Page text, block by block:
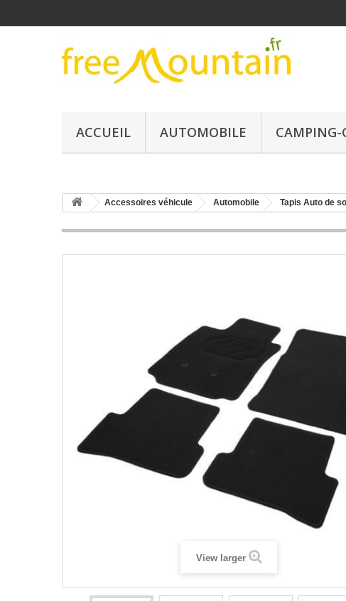
ACCUEIL AUTOMOBILE CAMPING-
Accessoires véhicule Automobile Tapis Auto de sol
View larger